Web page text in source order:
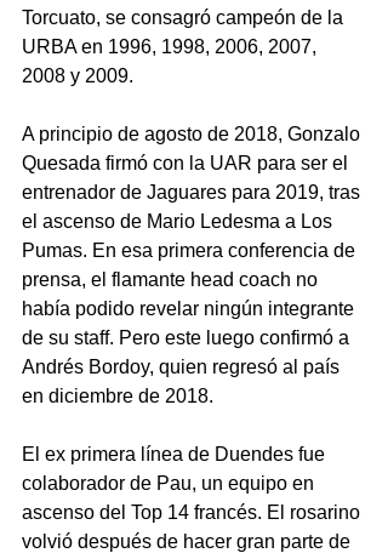
Torcuato, se consagró campeón de la
URBA en 1996, 1998, 2006, 2007,
2008 y 2009.
A principio de agosto de 2018, Gonzalo
Quesada firmó con la UAR para ser el
entrenador de Jaguares para 2019, tras
el ascenso de Mario Ledesma a Los
Pumas. En esa primera conferencia de
prensa, el flamante head coach no
había podido revelar ningún integrante
de su staff. Pero este luego confirmó a
Andrés Bordoy, quien regresó al país
en diciembre de 2018.
El ex primera línea de Duendes fue
colaborador de Pau, un equipo en
ascenso del Top 14 francés. El rosarino
volvió después de hacer gran parte de